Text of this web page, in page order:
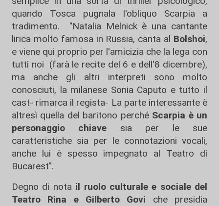
quando Tosca pugnala l'obliquo Scarpia a
tradimento. "Natalia Melnick è una cantante
lirica molto famosa in Russia, canta al Bolshoi,
e viene qui proprio per l'amicizia che la lega con
tutti noi (farà le recite del 6 e dell'8 dicembre),
ma anche gli altri interpreti sono molto
conosciuti, la milanese Sonia Caputo e tutto il
cast- rimarca il regista- La parte interessante è
altresì quella del baritono perché Scarpia è un
personaggio chiave sia per le sue
caratteristiche sia per le connotazioni vocali,
anche lui è spesso impegnato al Teatro di
Bucarest".
Degno di notail ruolo culturale e sociale del
Teatro Rina e Gilberto Govi che presidia